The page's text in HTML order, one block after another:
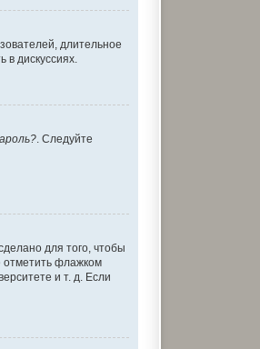
длительное
дискуссиях.
. Следуйте
для того, чтобы
отметить флажком
и т. д. Если